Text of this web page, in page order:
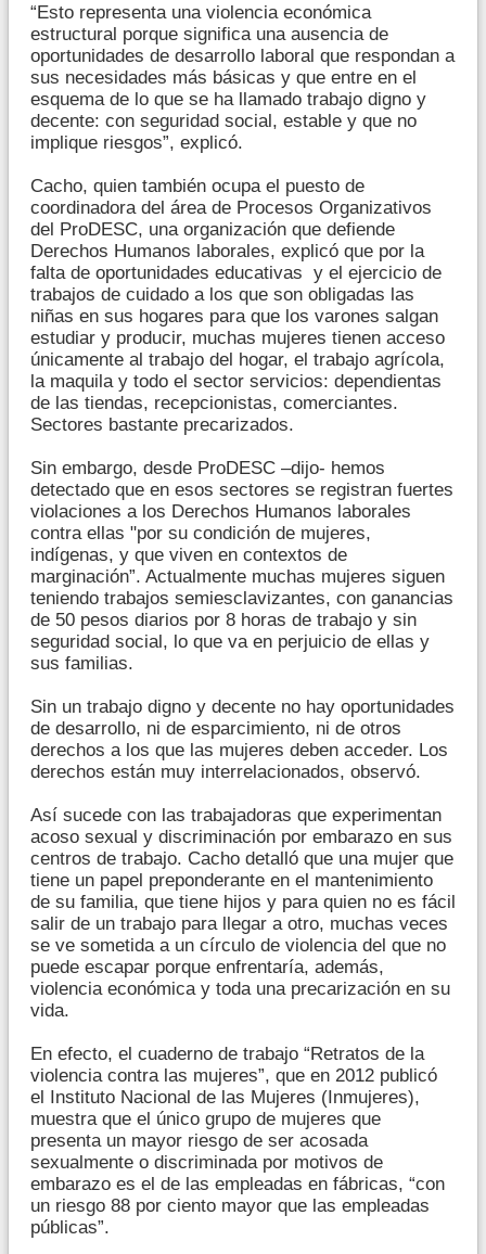
“Esto representa una violencia económica
estructural porque significa una ausencia de
oportunidades de desarrollo laboral que respondan a
sus necesidades más básicas y que entre en el
esquema de lo que se ha llamado trabajo digno y
decente: con seguridad social, estable y que no
implique riesgos”, explicó.
Cacho, quien también ocupa el puesto de
coordinadora del área de Procesos Organizativos
del ProDESC, una organización que defiende
Derechos Humanos laborales, explicó que por la
falta de oportunidades educativas y el ejercicio de
trabajos de cuidado a los que son obligadas las
niñas en sus hogares para que los varones salgan
estudiar y producir, muchas mujeres tienen acceso
únicamente al trabajo del hogar, el trabajo agrícola,
la maquila y todo el sector servicios: dependientas
de las tiendas, recepcionistas, comerciantes.
Sectores bastante precarizados.
Sin embargo, desde ProDESC –dijo- hemos
detectado que en esos sectores se registran fuertes
violaciones a los Derechos Humanos laborales
contra ellas "por su condición de mujeres,
indígenas, y que viven en contextos de
marginación”. Actualmente muchas mujeres siguen
teniendo trabajos semiesclavizantes, con ganancias
de 50 pesos diarios por 8 horas de trabajo y sin
seguridad social, lo que va en perjuicio de ellas y
sus familias.
Sin un trabajo digno y decente no hay oportunidades
de desarrollo, ni de esparcimiento, ni de otros
derechos a los que las mujeres deben acceder. Los
derechos están muy interrelacionados, observó.
Así sucede con las trabajadoras que experimentan
acoso sexual y discriminación por embarazo en sus
centros de trabajo. Cacho detalló que una mujer que
tiene un papel preponderante en el mantenimiento
de su familia, que tiene hijos y para quien no es fácil
salir de un trabajo para llegar a otro, muchas veces
se ve sometida a un círculo de violencia del que no
puede escapar porque enfrentaría, además,
violencia económica y toda una precarización en su
vida.
En efecto, el cuaderno de trabajo “Retratos de la
violencia contra las mujeres”, que en 2012 publicó
el Instituto Nacional de las Mujeres (Inmujeres),
muestra que el único grupo de mujeres que
presenta un mayor riesgo de ser acosada
sexualmente o discriminada por motivos de
embarazo es el de las empleadas en fábricas, “con
un riesgo 88 por ciento mayor que las empleadas
públicas”.